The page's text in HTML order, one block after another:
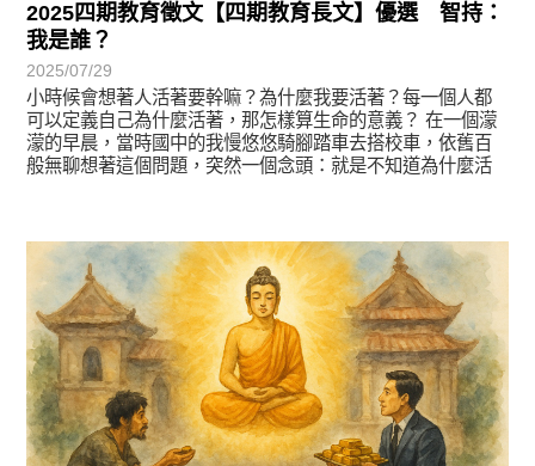
2025四期教育徵文【四期教育長文】優選 智持：
我是誰？
2025/07/29
小時候會想著人活著要幹嘛？為什麼我要活著？每一個人都
可以定義自己為什麼活著，那怎樣算生命的意義？ 在一個濛
濛的早晨，當時國中的我慢悠悠騎腳踏車去搭校車，依舊百
般無聊想著這個問題，突然一個念頭：就是不知道為什麼活
徵文賞析